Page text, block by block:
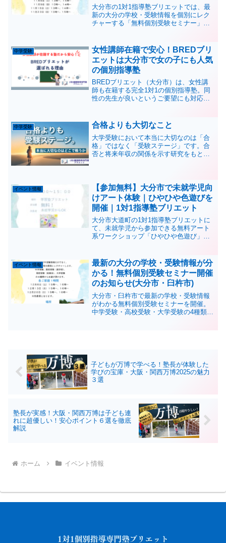
大分市の1対1指導塾ブリエットでは、最
新の大分の学校・受験情報を個別にレク
チャーする「無料個別受験セミナー」を
です。
中学受験
女性講師在籍で安心！BREDブリ
エットは大分市で女の子にも人気
の個別指導塾
BREDブリエット（大分市）は、女性講
師も在籍する完全1対1の個別指導塾。同
性の先生が良いというご要望にも対応
に対応。
中学受験 合格よりも大切なこと
大学受験において本当に大切なのは「合
格」ではなく「受験ステージ」です。合
否と将来年収の関係を示す研究をもと
イベント情報
【参加無料】大分市で未就学児向
けアート体験｜ひやひや色遊びを
開催｜1対1指導塾ブリエット
大分市大道町の1対1指導塾ブリエットに
て、未就学児から参加できる無料アート
系ワークショップ「ひやひや色遊び」を
イベント情報
最新の大分の学校・受験情報が分
かる！無料個別受験セミナー開催
のお知らせ(大分市・臼杵市)
大分市・臼杵市で最新の学校・受験情報
がわかる無料個別受験セミナーを開催。
中学受験・高校受験・大学受験の4種類か
子どもが万博で学べる！塾長が体験した
学びの宝庫・大阪・関西万博2025の魅力
３選
塾長が実感！大阪・関西万博は子ども連
れに超優しい！安心ポイント６選を徹底
解説
ホーム イベント情報